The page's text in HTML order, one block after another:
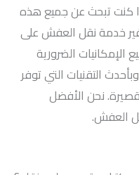
كنت تبحث عن جميع هذه
خدمة نقل العفش على
الضرورية
التقنيات التي توفر
نحن الأفضل
العفش.